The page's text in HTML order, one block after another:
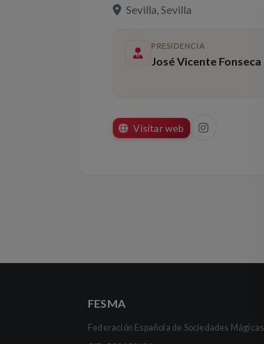
Sevilla, Sevilla
PRESIDENCIA
José Vicente Fonseca
Visitar web
FESMA
Federación Española de Sociedades Mágicas